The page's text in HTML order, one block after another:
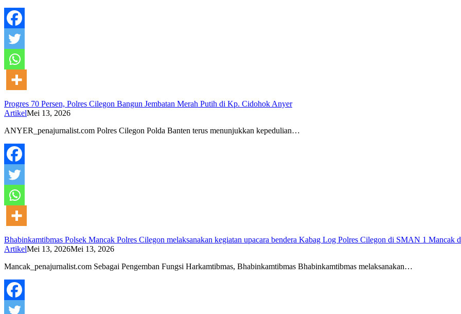
Progres 70 Persen, Polres Cilegon Bangun Jembatan Merah Putih di Kp. Cidohok Anyer
ArtikelMei 13, 2026
ANYER_penajurnalist.com Polres Cilegon Polda Banten terus menunjukkan kepedulian…
Bhabinkamtibmas Polsek Mancak Polres Cilegon melaksanakan kegiatan upacara bendera Kabag Log Polres Cilegon di SMAN 1
ArtikelMei 13, 2026Mei 13, 2026
Mancak_penajurnalist.com Sebagai Pengemban Fungsi Harkamtibmas, Bhabinkamtibmas Bhabinkamtibmas melaksanakan…